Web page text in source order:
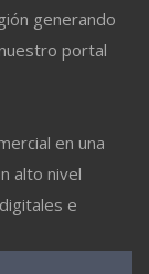
generando
portal
en una
alto nivel
e